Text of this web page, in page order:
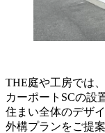
THE庭や工房では、
カーポートSCの設
住まい全体のデザ
外構プランをご提